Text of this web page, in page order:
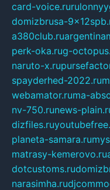
card-voice.ru
domizbrusa-
a380club.ru
perk-oka.rug-
naruto-x.ru
spayderhed-2022.ru
webamator.ruma-
nv-750.runews-
dizfiles.ru
planeta-samara.ru
matrasy-kemerovo.ru
dotcustoms.ru
narasimha.ru